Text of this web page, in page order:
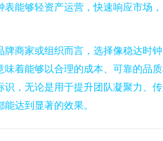
能够轻资产运营，快速响应市场
商家或组织而言，选择像稳达时
着能够以合理的成本、可靠的品
，无论是用于提升团队凝聚力、
达到显著的效果。